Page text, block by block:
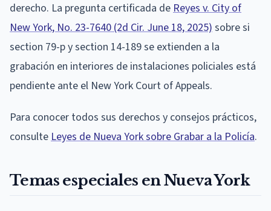
derecho. La pregunta certificada deReyes v. City of
New York, No. 23-7640 (2d Cir. June 18, 2025)sobre si
section 79-p y section 14-189 se extienden a la
grabación en interiores de instalaciones policiales está
pendiente ante el New York Court of Appeals.
Para conocer todos sus derechos y consejos prácticos,
consulteLeyes de Nueva York sobre Grabar a la Policía.
Temas especiales en Nueva York